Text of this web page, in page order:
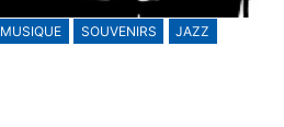
MUSIQUE SOUVENIRS JAZZ